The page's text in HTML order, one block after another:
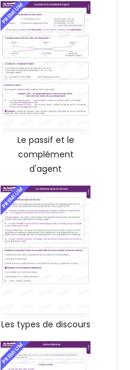
PREMIUM
Le passif et le
complément
d'agent
PREMIUM
Les types de discours
PREMIUM